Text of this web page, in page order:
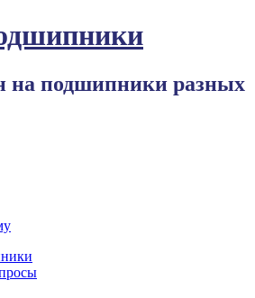
на подшипники разных